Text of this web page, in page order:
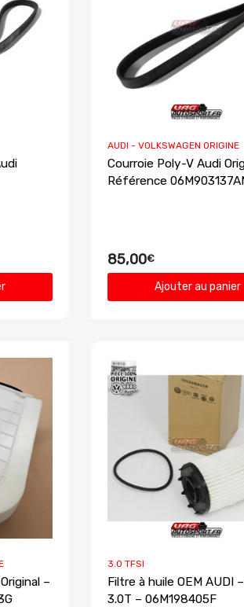
AUDI - VOLKSWAGEN ORIGINE
Courroie Poly-V Audi
Référence
85,00€
Ajouter au panier
–
3.0 TFSI
Filtre à huile OEM AUDI
3.0T – 06M198405F